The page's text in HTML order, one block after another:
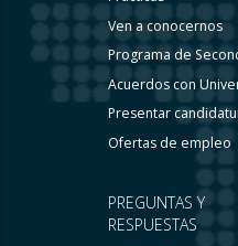
PREGUNTAS Y
RESPUESTAS
Ven a conocernos
Programa de
Acuerdos con
Presentar
Ofertas de empleo